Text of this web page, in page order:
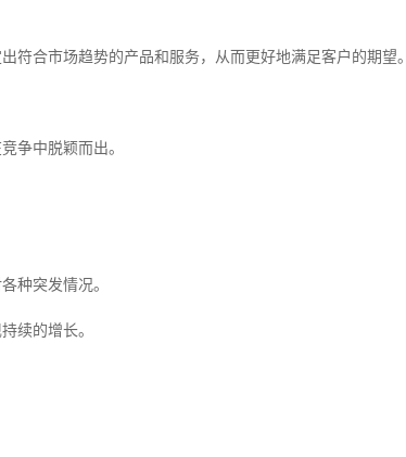
符合市场趋势的产品和服务，从而更好地满足客户的期望。
争中脱颖而出。
种突发情况。
续的增长。